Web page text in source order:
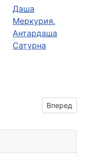
Даша
Меркурия.
Антардаша
Сатурна
Вперед